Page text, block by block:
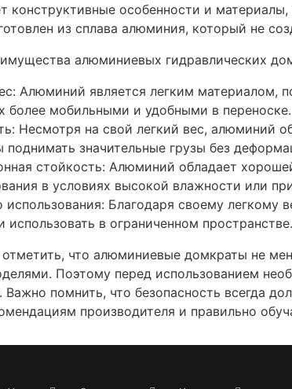
конструктивные особенности и
из сплава алюминия, который не
алюминиевых гидравлических
Алюминий является легким материалом,
более мобильными и удобными в переноске.
Несмотря на свой легкий вес, алюминий
поднимать значительные грузы без
стойкость: Алюминий обладает
в условиях высокой влажности или
использования: Благодаря своему
использовать в ограниченном пространстве.
что алюминиевые домкраты не
Поэтому перед использованием
Важно помнить, что безопасность всегда
производителя и правильно